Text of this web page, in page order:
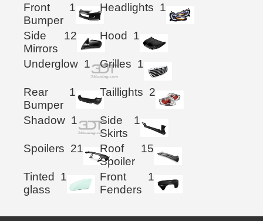
Front
Bumper
1 Headlights 1
Side
Mirrors
12 Hood 1
Underglow 1 Grilles 1
Rear
Bumper
1 Taillights 2
Shadow 1
Side
Skirts
1
Spoilers 21
Roof
Spoiler
15
Tinted
glass
1
Front
Fenders
1